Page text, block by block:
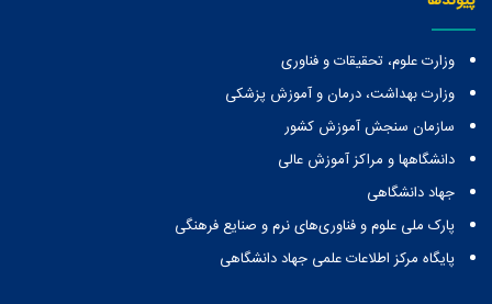
وزارت علوم، تحقیقات و فناوری
وزارت بهداشت، درمان و آموزش پزشکی
سازمان سنجش آموزش کشور
دانشگاهها و مراكز آموزش عالی
جهاد دانشگاهی
پارک ملی علوم و فناوری‌های نرم و صنایع فرهنگی
پایگاه مرکز اطلاعات علمی جهاد دانشگاهی